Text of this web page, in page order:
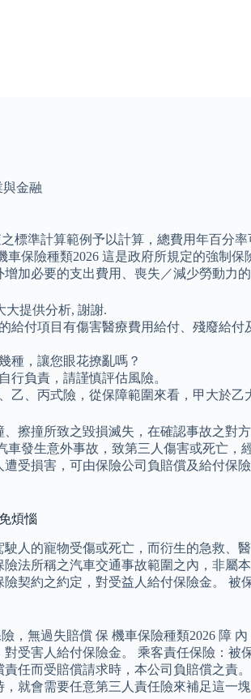
與金融
標準計算範例予以計算，總費用年百分
保險種類2026 這是政府所規定的強制
加必要的支出費用、喪失／減少勞動力
大提供分析, 謝謝.
給付項目有傷害醫療費用給付、殘廢給
種，讓您眼花撩亂嗎？
行負責，請謹慎評估風險。
乙、丙式險，從保障範圍來看，甲大於乙
擦撞所致之毀損滅失，在確認事故之
發生意外事故，致第三人傷害或死亡
受損害，可由保險公司負賠償及給付
煩惱
人的寵物受傷或死亡，而衍生的急救
法所稱之汽車交通事故範圍之內，非
契約之約定，對受益人給付保險金。
，無過失賠償 保 機車保險種類2026 障
受害人給付保險金。 乘客責任保險：
任而受賠償請求時，本公司負賠償之
就會需要任意第三人責任險來補足這